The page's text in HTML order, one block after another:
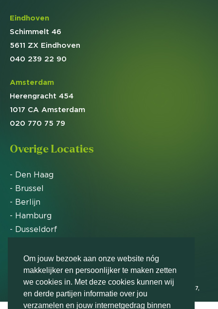
Om jouw bezoek aan onze website nóg
makkelijker en persoonlijker te maken zetten
we cookies in. Met deze cookies kunnen wij
en derde partijen informatie over jou
verzamelen en jouw internetgedrag binnen
Eindhoven
Schimmelt 46
5611 ZX Eindhoven
040 239 22 90
Amsterdam
Herengracht 454
1017 CA Amsterdam
020 770 75 79
Overige Locaties
- Den Haag
- Brussel
- Berlijn
- Hamburg
- Dusseldorf
Markteffect is door het Financieele Dagblad
uitgeroepen tot FD Gazelle in 2012, 2015, 2016, 2017,
2018, 2019, 2020, 2021, 2022, 2023, 2024 en 2025